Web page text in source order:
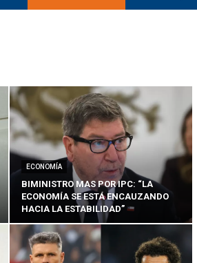
ECONOMÍA
BIMINISTRO MAS POR IPC: “LA
ECONOMÍA SE ESTÁ ENCAUZANDO
HACIA LA ESTABILIDAD”